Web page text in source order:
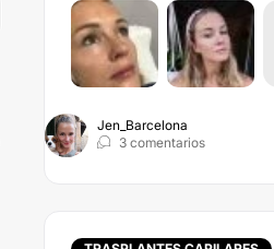
Jen_Barcelona
3 comentarios